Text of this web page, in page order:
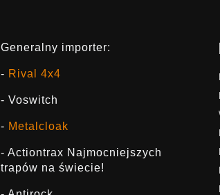
Generalny importer:
- Rival 4x4
- Voswitch
- Metalcloak
- Actiontrax Najmocniejszych
trapów na świecie!